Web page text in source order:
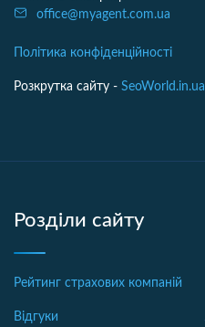
office@myagent.com.ua
Політика конфіденційності
Розкрутка сайту - SeoWorld.in.ua
Розділи сайту
Рейтинг страхових компаній
Відгуки